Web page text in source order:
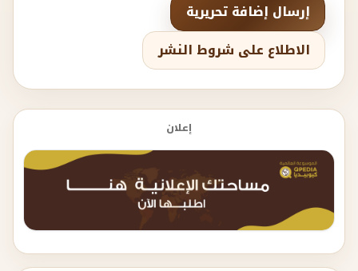
إرسال إضافة تحريرية
الاطلاع على شروط النشر
إعلان